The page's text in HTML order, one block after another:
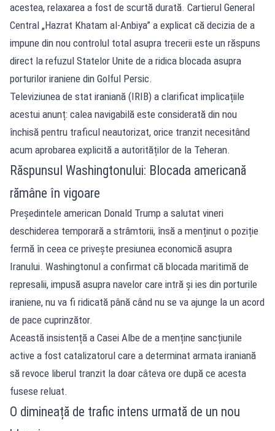
acestea, relaxarea a fost de scurtă durată. Cartierul General
Central „Hazrat Khatam al-Anbiya” a explicat că decizia de a
impune din nou controlul total asupra trecerii este un răspuns
direct la refuzul Statelor Unite de a ridica blocada asupra
porturilor iraniene din Golful Persic.
Televiziunea de stat iraniană (IRIB) a clarificat implicațiile
acestui anunț: calea navigabilă este considerată din nou
închisă pentru traficul neautorizat, orice tranzit necesitând
acum aprobarea explicită a autorităților de la Teheran.
Răspunsul Washingtonului: Blocada americană
rămâne în vigoare
Președintele american Donald Trump a salutat vineri
deschiderea temporară a strâmtorii, însă a menținut o poziție
fermă în ceea ce privește presiunea economică asupra
Iranului. Washingtonul a confirmat că blocada maritimă de
represalii, impusă asupra navelor care intră și ies din porturile
iraniene, nu va fi ridicată până când nu se va ajunge la un acord
de pace cuprinzător.
Această insistență a Casei Albe de a menține sancțiunile
active a fost catalizatorul care a determinat armata iraniană
să revoce liberul tranzit la doar câteva ore după ce acesta
fusese reluat.
O dimineață de trafic intens urmată de un nou